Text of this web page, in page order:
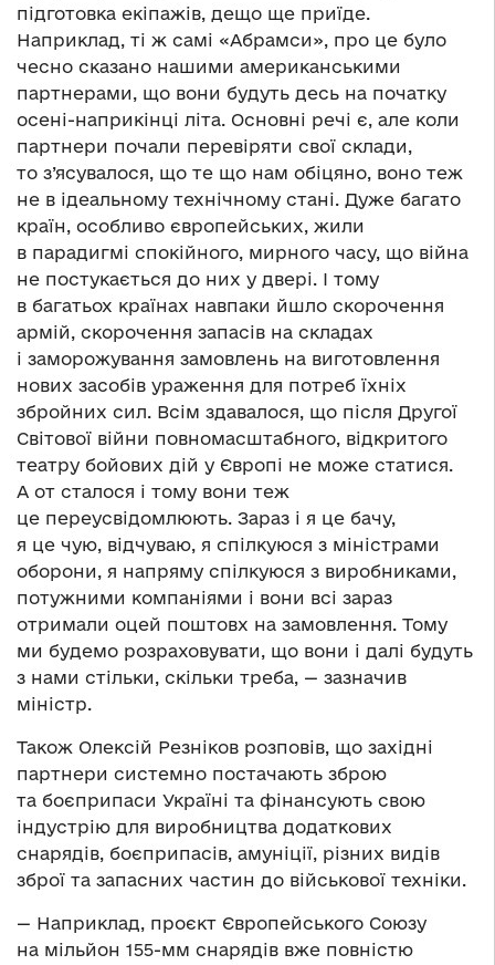
підготовка екіпажів, дещо ще приїде.
Наприклад, ті ж самі «Абрамси», про це було
чесно сказано нашими американськими
партнерами, що вони будуть десь на початку
осені-наприкінці літа. Основні речі є, але коли
партнери почали перевіряти свої склади,
то з’ясувалося, що те що нам обіцяно, воно теж
не в ідеальному технічному стані. Дуже багато
країн, особливо європейських, жили
в парадигмі спокійного, мирного часу, що війна
не постукається до них у двері. І тому
в багатьох країнах навпаки йшло скорочення
армій, скорочення запасів на складах
і заморожування замовлень на виготовлення
нових засобів ураження для потреб їхніх
збройних сил. Всім здавалося, що після Другої
Світової війни повномасштабного, відкритого
театру бойових дій у Європі не може статися.
А от сталося і тому вони теж
це переусвідомлюють. Зараз і я це бачу,
я це чую, відчуваю, я спілкуюся з міністрами
оборони, я напряму спілкуюся з виробниками,
потужними компаніями і вони всі зараз
отримали оцей поштовх на замовлення. Тому
ми будемо розраховувати, що вони і далі будуть
з нами стільки, скільки треба, — зазначив
міністр.
Також Олексій Резніков розповів, що західні
партнери системно постачають зброю
та боєприпаси Україні та фінансують свою
індустрію для виробництва додаткових
снарядів, боєприпасів, амуніції, різних видів
зброї та запасних частин до військової техніки.
— Наприклад, проєкт Європейського Союзу
на мільйон 155-мм снарядів вже повністю